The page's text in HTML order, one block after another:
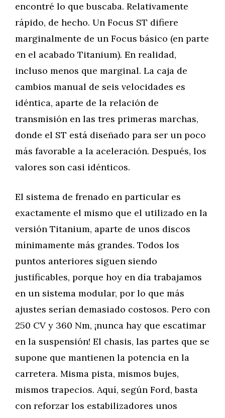
encontré lo que buscaba. Relativamente
rápido, de hecho. Un Focus ST difiere
marginalmente de un Focus básico (en parte
en el acabado Titanium). En realidad,
incluso menos que marginal. La caja de
cambios manual de seis velocidades es
idéntica, aparte de la relación de
transmisión en las tres primeras marchas,
donde el ST está diseñado para ser un poco
más favorable a la aceleración. Después, los
valores son casi idénticos.
El sistema de frenado en particular es
exactamente el mismo que el utilizado en la
versión Titanium, aparte de unos discos
mínimamente más grandes. Todos los
puntos anteriores siguen siendo
justificables, porque hoy en día trabajamos
en un sistema modular, por lo que más
ajustes serían demasiado costosos. Pero con
250 CV y 360 Nm, ¡nunca hay que escatimar
en la suspensión! El chasis, las partes que se
supone que mantienen la potencia en la
carretera. Misma pista, mismos bujes,
mismos trapecios. Aquí, según Ford, basta
con reforzar los estabilizadores unos